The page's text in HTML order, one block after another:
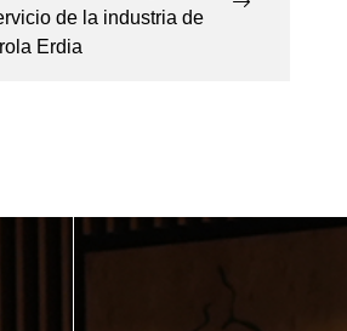
de la industria de
Erdia